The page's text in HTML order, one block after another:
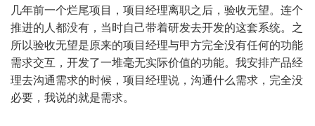
几年前一个烂尾项目，项目经理离职之后，验收无望。连个
推进的人都没有，当时自己带着研发去开发的这套系统。之
所以验收无望是原来的项目经理与甲方完全没有任何的功能
需求交互，开发了一堆毫无实际价值的功能。我安排产品经
理去沟通需求的时候，项目经理说，沟通什么需求，完全没
必要，我说的就是需求。